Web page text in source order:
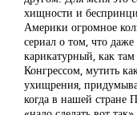
хищности и
Америки огромное
сериал о том, что
карикатурный, как
Конгрессом, мутить
ухищрения,
когда в нашей стране